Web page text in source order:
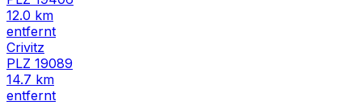
12.0 km
entfernt
Crivitz
PLZ 19089
14.7 km
entfernt